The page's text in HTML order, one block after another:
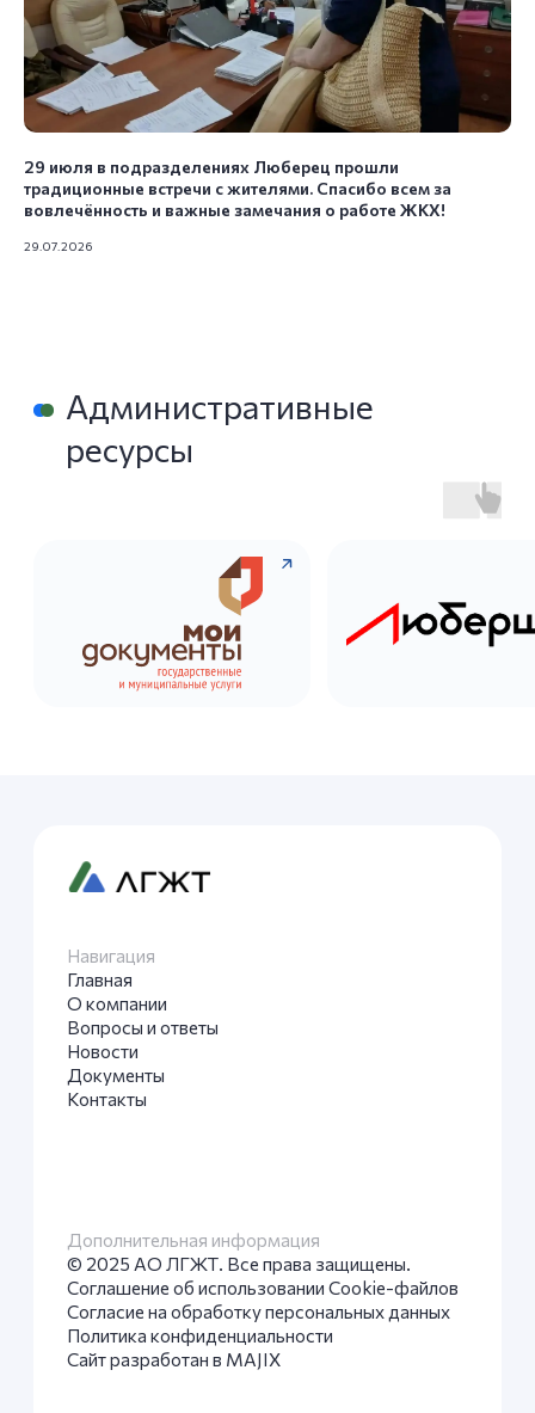
29 июля в подразделениях Люберец прошли
традиционные встречи с жителями. Спасибо всем за
вовлечённость и важные замечания о работе ЖКХ!
29.07.2026
По остальным вопросам:
д.18к3 (МФЦ)
По режиму работы МФЦ
и третий четверг месяца c 15:00
до 17:00